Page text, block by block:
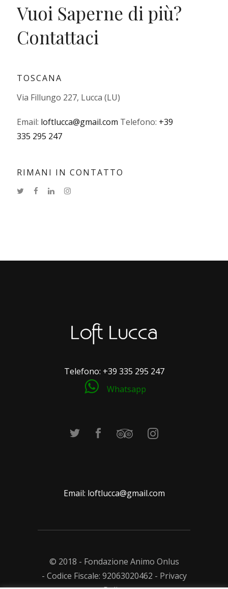
Vuoi Saperne di più?
Contattaci
TOSCANA
Via Fillungo 227, Lucca (LU)
Email: loftlucca@gmail.com Telefono: +39
335 295 247
RIMANI IN CONTATTO
Telefono: +39 335 295 247
Whatsapp
Email: loftlucca@gmail.com
© 2018 - Fondazione Animo Onlus
- Codice Fiscale: 92063020462 - Privacy